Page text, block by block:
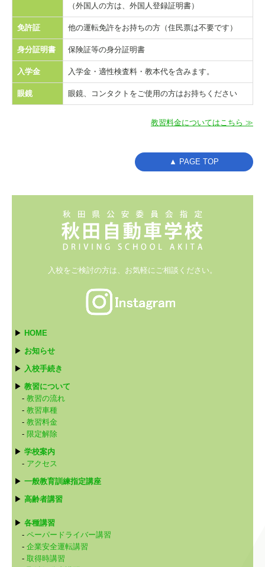
（外国人の方は、外国人登録証明書）
免許証 他の運転免許をお持ちの方（住民票は不要です）
身分証明書 保険証等の身分証明書
入学金 入学金・適性検査料・教本代を含みます。
眼鏡 眼鏡、コンタクトをご使用の方はお持ちください
教習料金についてはこちら ≫
▲ PAGE TOP
入校をご検討の方は、 お気軽にご相談ください。
▶ HOME
▶ お知らせ
▶ 入校手続き
▶教習について
-教習の流れ
-教習車種
-教習料金
- 限定解除
▶学校案内
- アクセス
▶一般教育訓練指定講座
▶高齢者講習
▶ 各種講習
-ペーパードライバー講習
-企業安全運転講習
-取得時講習